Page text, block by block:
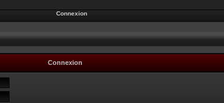
Connexion
Connexion